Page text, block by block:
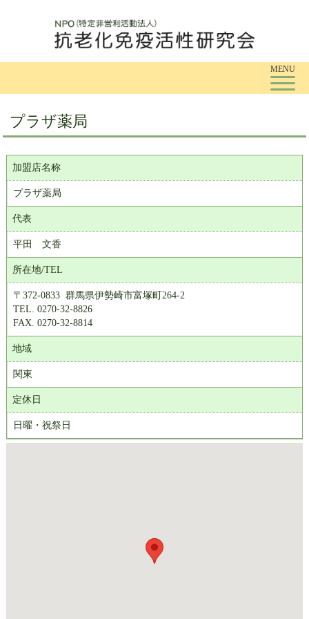
MENU
プラザ薬局
加盟店名称
プラザ薬局
代表
平田 文香
所在地/TEL
〒372-0833 群馬県伊勢崎市富塚町264-2
TEL. 0270-32-8826
FAX. 0270-32-8814
地域
関東
定休日
日曜・祝祭日